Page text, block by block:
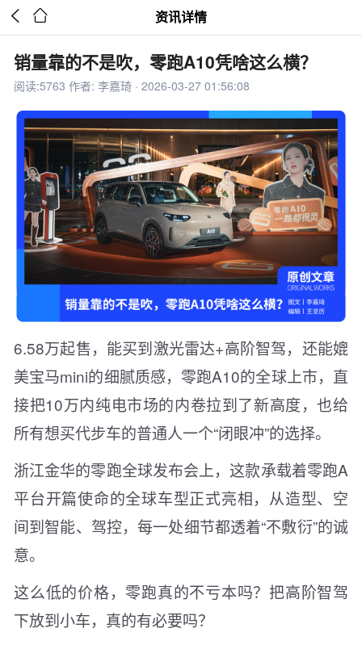
  资讯详情
销量靠的不是吹，零跑A10凭啥这么横？
阅读:5763 作者: 李嘉琦 · 2026-03-27 01:56:08
6.58万起售，能买到激光雷达+高阶智驾，还能媲
美宝马mini的细腻质感，零跑A10的全球上市，直
接把10万内纯电市场的内卷拉到了新高度，也给
所有想买代步车的普通人一个“闭眼冲”的选择。
浙江金华的零跑全球发布会上，这款承载着零跑A
平台开篇使命的全球车型正式亮相，从造型、空
间到智能、驾控，每一处细节都透着“不敷衍”的诚
意。
这么低的价格，零跑真的不亏本吗？把高阶智驾
下放到小车，真的有必要吗？